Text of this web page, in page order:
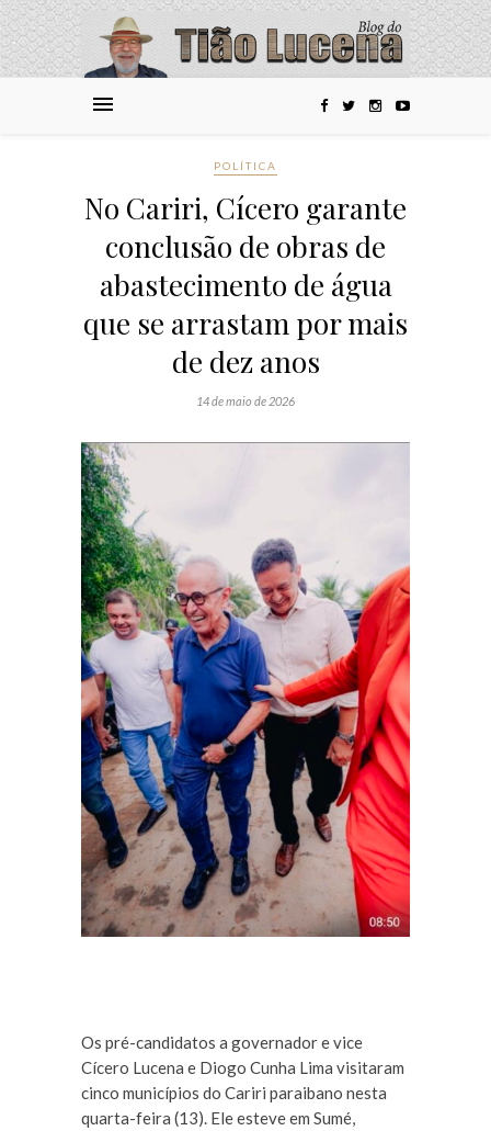
POLÍTICA
No Cariri, Cícero garante
conclusão de obras de
abastecimento de água
que se arrastam por mais
de dez anos
14 de maio de 2026
Os pré-candidatos a governador e vice
Cícero Lucena e Diogo Cunha Lima visitaram
cinco municípios do Cariri paraibano nesta
quarta-feira (13). Ele esteve em Sumé,